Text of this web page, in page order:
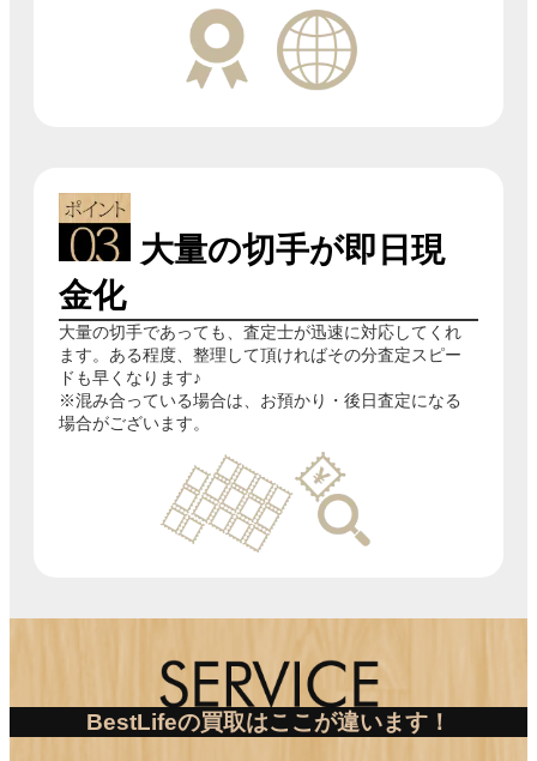
大量の切手が即日現
金化
大量の切手であっても、査定士が迅速に対応してくれ
ます。ある程度、整理して頂ければその分査定スピー
ドも早くなります♪
※混み合っている場合は、お預かり・後日査定になる
場合がございます。
BestLifeの買取はここが違います！